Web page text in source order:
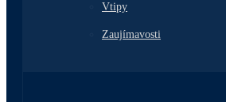
Vtipy
Zaujímavosti